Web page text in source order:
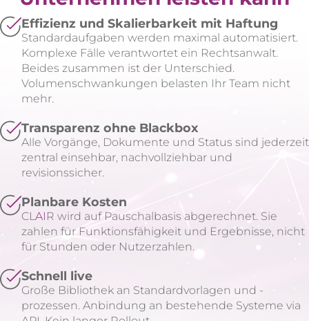
Effizienz und Skalierbarkeit mit Haftung
Standardaufgaben werden maximal automatisiert.
Komplexe Fälle verantwortet ein Rechtsanwalt.
Beides zusammen ist der Unterschied.
Volumenschwankungen belasten Ihr Team nicht
mehr.
Transparenz ohne Blackbox
Alle Vorgänge, Dokumente und Status sind jederzeit
zentral einsehbar, nachvollziehbar und
revisionssicher.
Planbare Kosten
CLAI R wird auf Pauschalbasis abgerechnet. Sie
zahlen für Funktionsfähigkeit und Ergebnisse, nicht
für Stunden oder Nutzerzahlen.
Schnell live
Große Bibliothek an Standardvorlagen und -
prozessen. Anbindung an bestehende Systeme via